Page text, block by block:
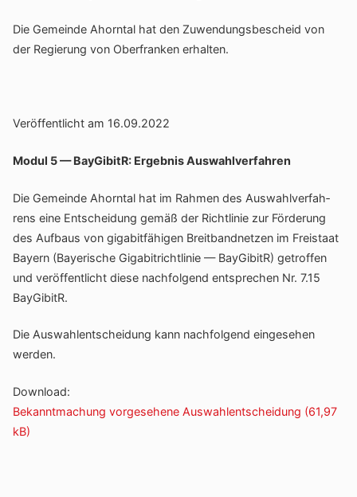
Die Gemeinde Ahorntal hat den Zuwen­dungs­be­scheid von
der Regie­rung von Ober­franken erhalten.
Veröf­fent­licht am 16.09.2022
Modul 5 — BayGi­bitR: Ergebnis Auswahlverfahren
Die Gemeinde Ahorntal hat im Rahmen des Auswahl­ver­fah­
rens eine Entschei­dung gemäß der Richt­linie zur Förde­rung
des Aufbaus von giga­bit­fä­higen Breit­band­netzen im Frei­staat
Bayern (Baye­ri­sche Giga­bi­t­richt­linie — BayGi­bitR) getroffen
und veröf­fent­licht diese nach­fol­gend entspre­chen Nr. 7.15
BayGibitR.
Die Auswahl­ent­schei­dung kann nach­fol­gend einge­sehen
werden.
Down­load:
Bekannt­ma­chung vorge­se­hene Auswahlentscheidung